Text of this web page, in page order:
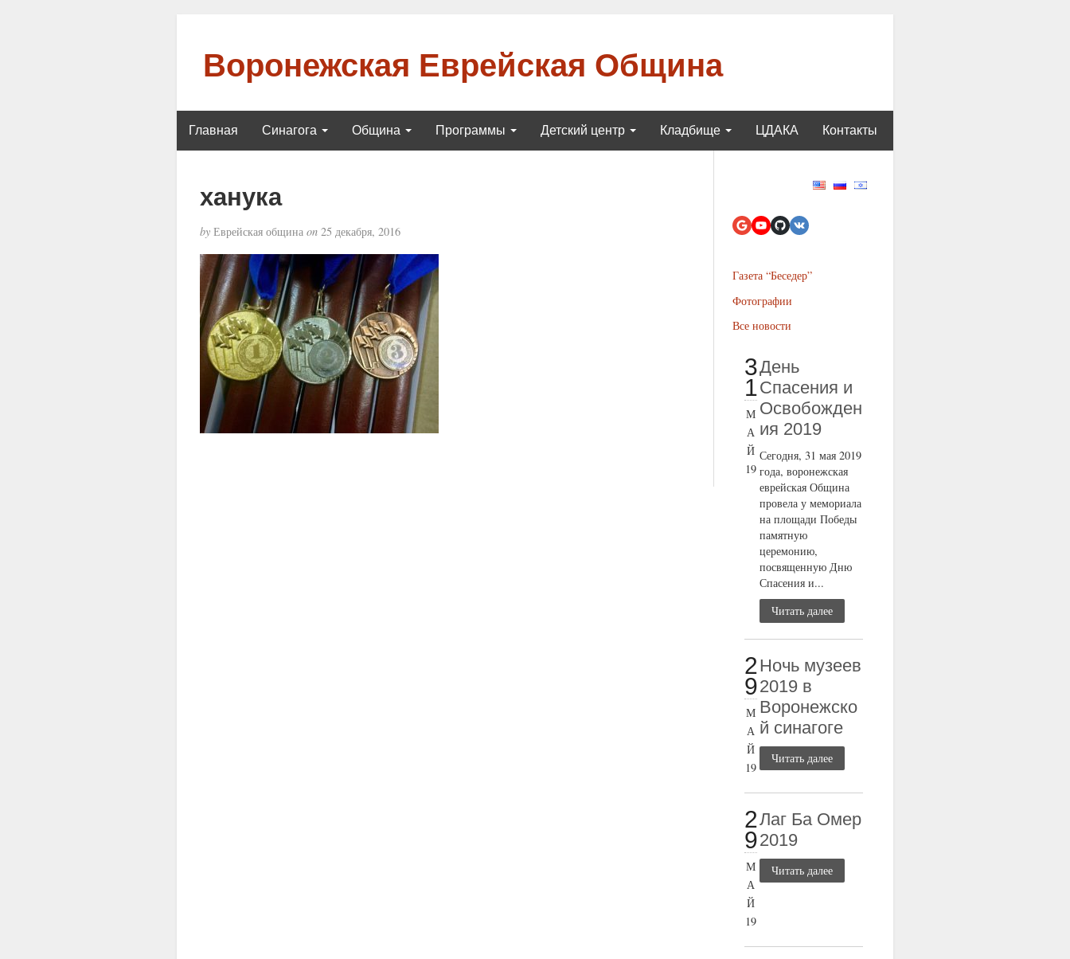
Воронежская Еврейская Община
Главная Синагога Община Программы Детский центр Кладбище ЦДАКА Контакты
ханука
byЕврейская община on25 декабря, 2016
Газета “Беседер”
Фотографии
Все новости
3
1
М
А
Й
19
День
Спасения и
Освобожден
ия 2019
Сегодня, 31 мая 2019
года, воронежская
еврейская Община
провела у мемориала
на площади Победы
памятную
церемонию,
посвященную Дню
Спасения и...
Читать далее
2
9
М
А
Й
19
Ночь музеев
2019 в
Воронежско
й синагоге
Читать далее
2
9
М
А
Й
19
Лаг Ба Омер
2019
Читать далее